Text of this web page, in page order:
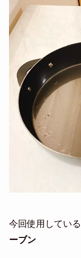
今回使用してい
ーブン